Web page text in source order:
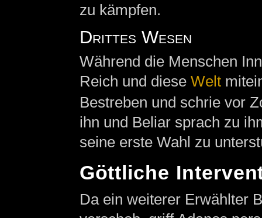
zu kämpfen.
Drittes Wesen
Während die Menschen
Reich und diese Welt
Bestreben und schrie vor
ihn und Beliar sprach zu
seine erste Wahl zu
Göttliche
Da ein weiterer Erwählter